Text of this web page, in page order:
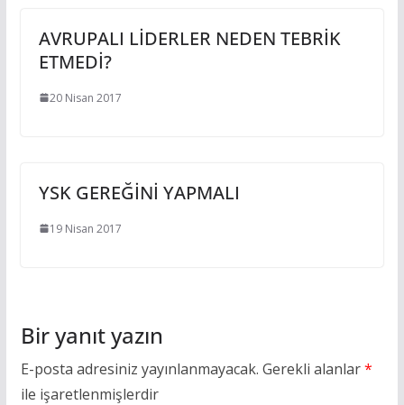
AVRUPALI LİDERLER NEDEN TEBRİK
ETMEDİ?
20 Nisan 2017
YSK GEREĞİNİ YAPMALI
19 Nisan 2017
Bir yanıt yazın
E-posta adresiniz yayınlanmayacak. Gerekli alanlar*
ile işaretlenmişlerdir